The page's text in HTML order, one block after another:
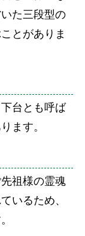
た三段型の
とがありま
台とも呼ば
ます。
祖様の霊魂
いるため、